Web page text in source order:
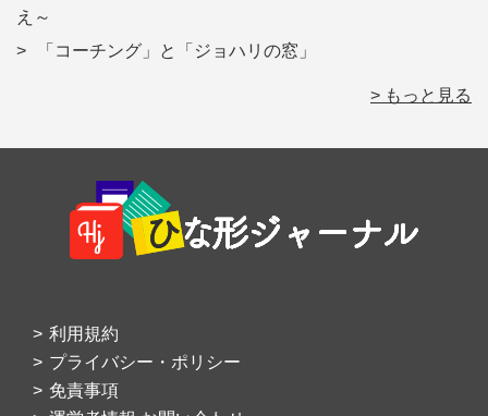
え～
「コーチング」と「ジョハリの窓」
> もっと見る
Footer
利用規約
プライバシー・ポリシー
免責事項